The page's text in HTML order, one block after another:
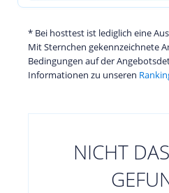
* Bei hosttest ist lediglich eine
Mit Sternchen gekennzeichnete
Bedingungen auf der
Informationen zu unseren
NICHT